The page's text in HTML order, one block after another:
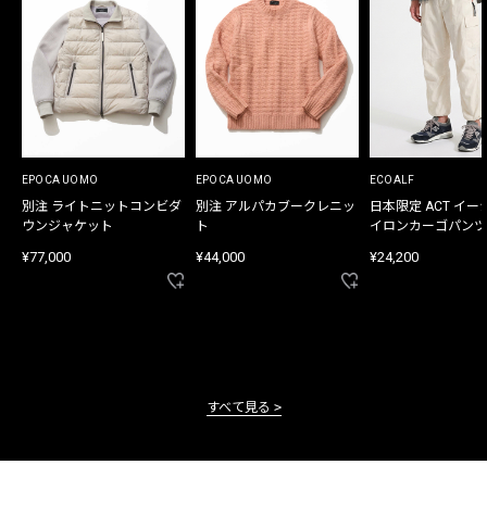
EPOCA UOMO
別注 ライトニットコンビダ
ウンジャケット
¥77,000
EPOCA UOMO
別注 アルパカブークレニッ
ト
¥44,000
ECOALF
日本限定 ACT イー
イロンカーゴパンツ
¥24,200
すべて見る